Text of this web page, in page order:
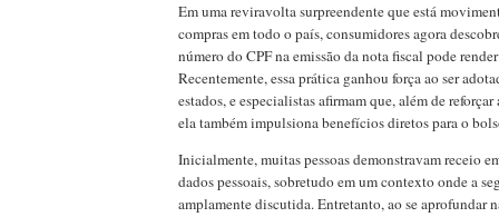
Em uma reviravolta surpreendente que está
compras em todo o país, consumidores agora
número do CPF na emissão da nota fiscal pode
Recentemente, essa prática ganhou força ao ser
estados, e especialistas afirmam que, além de
ela também impulsiona benefícios diretos para o
Inicialmente, muitas pessoas demonstravam receio
dados pessoais, sobretudo em um contexto onde a
amplamente discutida. Entretanto, ao se aprofundar